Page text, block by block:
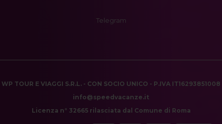
Telegram
WP TOUR E VIAGGI S.R.L. - CON SOCIO UNICO - P.IVA IT16293851008
info@speedvacanze.it
Licenza n° 32665 rilasciata dal Comune di Roma